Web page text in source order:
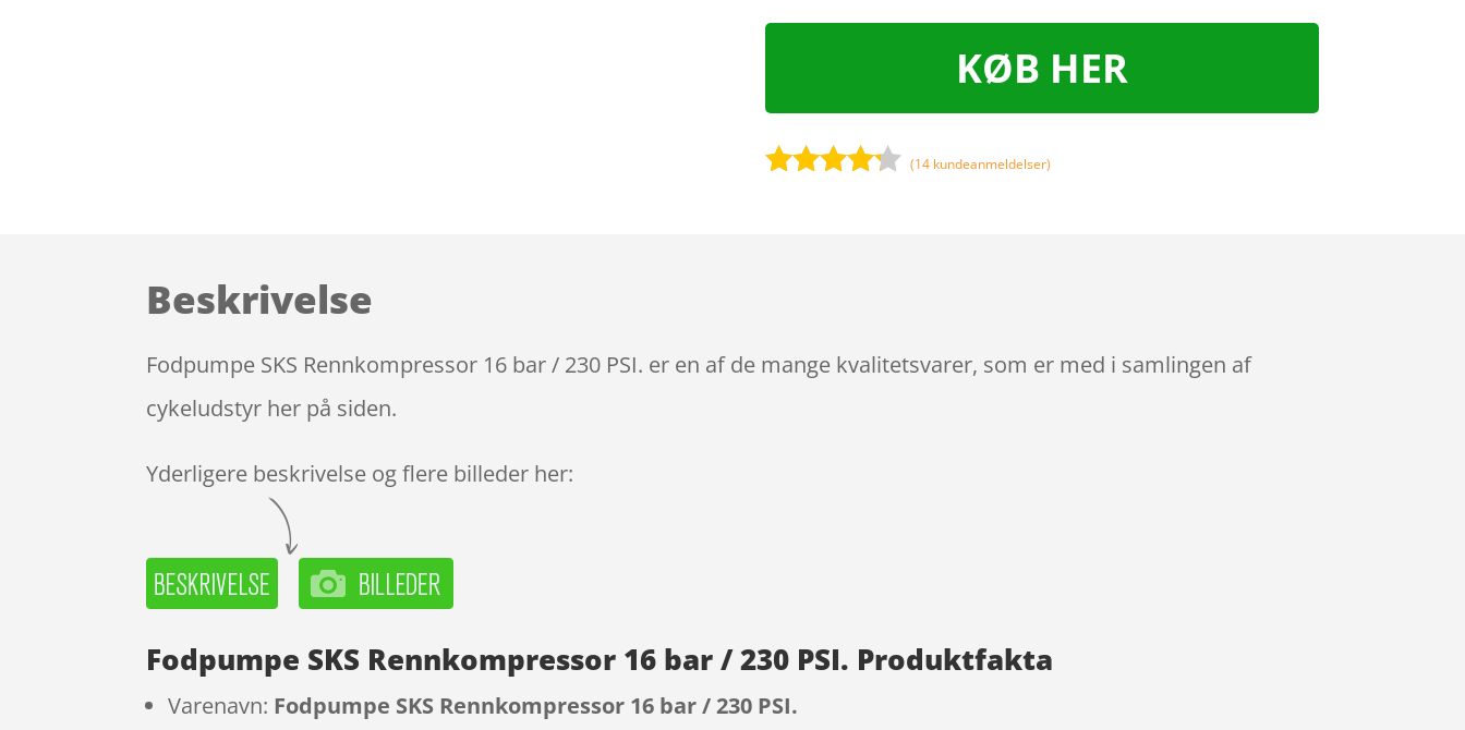
KØB HER
mmelser
(14 kundeanmeldelser)
Beskrivelse
Fodpumpe SKS Rennkompressor 16 bar / 230 PSI. er en af de mange kvalitetsvarer, som er med i samlingen af
cykeludstyr her på siden.
Yderligere beskrivelse og flere billeder her:
Fodpumpe SKS Rennkompressor 16 bar / 230 PSI. Produktfakta
Varenavn: Fodpumpe SKS Rennkompressor 16 bar / 230 PSI.